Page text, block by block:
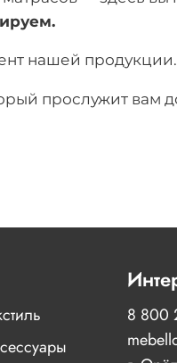
нашей продукции.
прослужит вам
8 800